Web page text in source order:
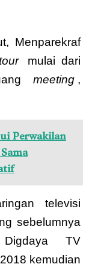
Menparekraf
mulai dari
meeting ,
Perwakilan
televisi
sebelumnya
TV
kemudian